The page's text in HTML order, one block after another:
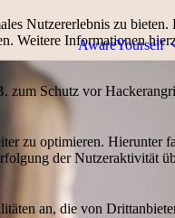
AwareYourself
Nutzererlebnis zu
Weitere Informationen
Schutz vor
zu optimieren.
der Nutzeraktivität
an, die von